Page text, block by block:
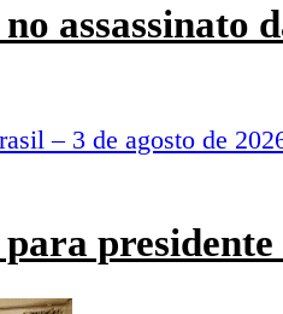
assassinato